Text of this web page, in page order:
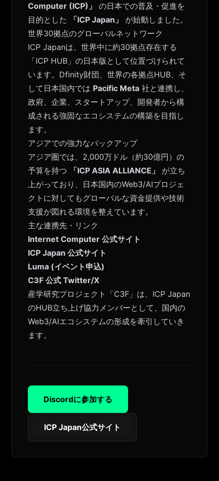
Computer (ICP)」
の日本での普及・促進を
目的とした
「ICP Japan」
が始動しました。
世界30拠点のグローバルネットワーク
ICP Japanは、世界中に約30拠点存在する
「ICP HUB」の日本版として位置づけられて
います。Dfinity財団、世界の各拠点HUB、そ
して日本国内では Pacific Meta 社と連携し、
政府、企業、スタートアップ、開発者から構
成される強固なエコシステムの構築を目指し
ます。
アジアでの強力なバックアップ
アジア圏では、2,000万ドル（約30億円）の
予算を持つ
「ICP ASIA ALLIANCE」
が立ち
上がっており、日本国内のWeb3/AIプロジェ
クトに対してもグローバルな資金提供や技術
支援が図れる環境を整えています。
主な連携先・リンク
Internet Computer 公式サイト
ICP Japan 公式サイト
Luma (イベント申込)
C3F 公式 Twitter/X
産学研究プロジェクト「C3F」は、ICP Japan
のHUB立ち上げ協力メンバーとして、国内の
Web3/AIエコシステムの形成を牽引していき
ます。
Discordに参加する
ICP Japan公式サイト